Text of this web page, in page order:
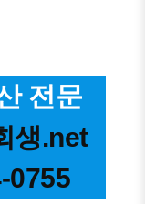
전문
생.net
0755